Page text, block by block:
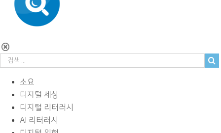
소요
디지털 세상
디지털 리터러시
AI 리터러시